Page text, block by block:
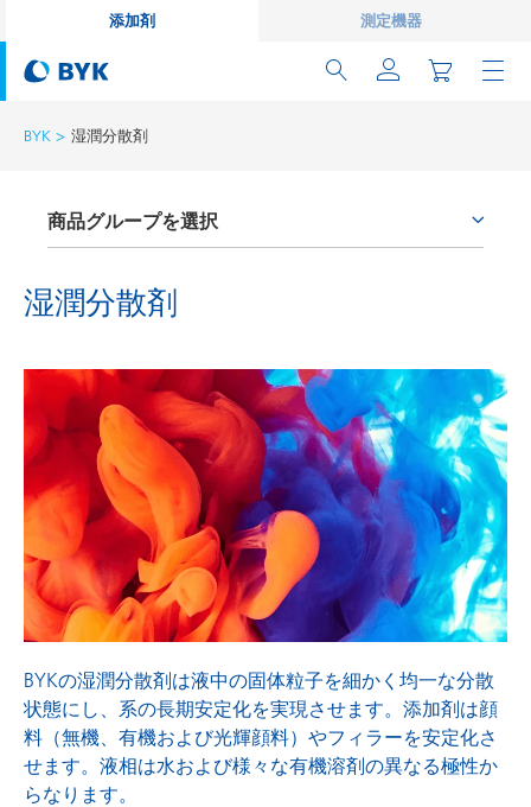
添加剤 測定機器
BYK 湿潤分散剤
湿潤分散剤
商品グループを選択
レオロジー剤
密着性付与剤およびカップリング剤
消泡剤および脱泡剤
湿潤分散剤
表面調整剤
BYKの湿潤分散剤は液中の固体粒子を細かく均一な分散
状態にし、系の長期安定化を実現させます。添加剤は顔
料（無機、有機および光輝顔料）やフィラーを安定化さ
せます。液相は水および様々な有機溶剤の異なる極性か
らなります。